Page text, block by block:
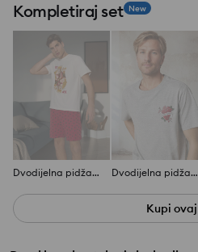
Kompletiraj set New
Dvodijelna pidžama Dvodijelna pidžama
Kupi